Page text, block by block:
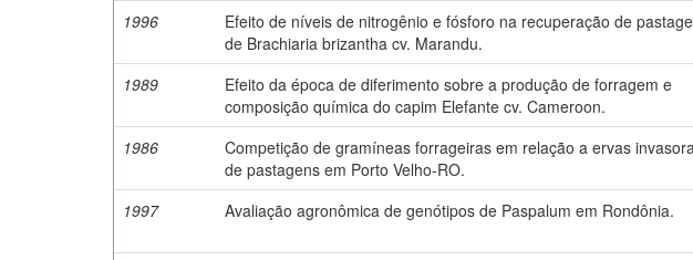
1996
Efeito de níveis de nitrogênio e fósforo na recuperação de
de Brachiaria brizantha cv. Marandu.
1989
Efeito da época de diferimento sobre a produção de forragem e
composição química do capim Elefante cv. Cameroon.
1986
Competição de gramíneas forrageiras em relação a ervas
de pastagens em Porto Velho-RO.
1997
Avaliação agronômica de genótipos de Paspalum em Rondônia.